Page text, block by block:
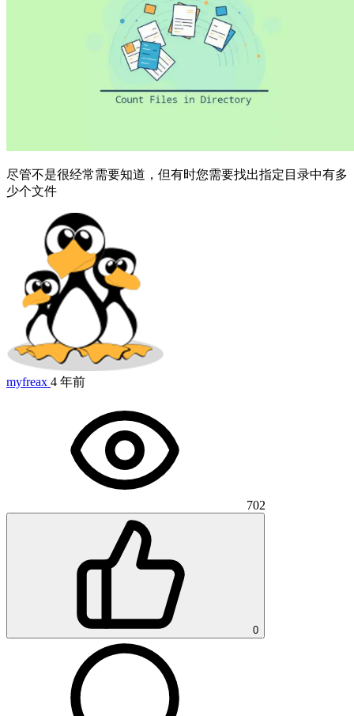
尽管不是很经常需要知道，但有时您需要找出指定目录中有多
少个文件
myfreax 4 年前
702
0